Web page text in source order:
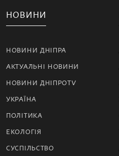
НОВИНИ
НОВИНИ ДНІПРА
АКТУАЛЬНІ НОВИНИ
НОВИНИ ДНІПРОTV
УКРАЇНА
ПОЛІТИКА
ЕКОЛОГІЯ
СУСПІЛЬСТВО